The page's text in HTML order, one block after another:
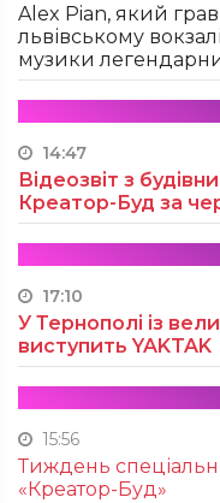
Alex Pian, який
львівському
музики
14:47
Відеозвіт з
Креатор-Буд за
17:10
У Тернополі із
виступить YAKTAK
15:56
Тиждень
«Креатор-Буд»